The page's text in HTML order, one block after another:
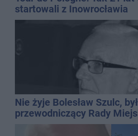
startowali z Inowrocławia
Nie żyje Bolesław Szulc,
przewodniczący Rady
dyrektor SP 14